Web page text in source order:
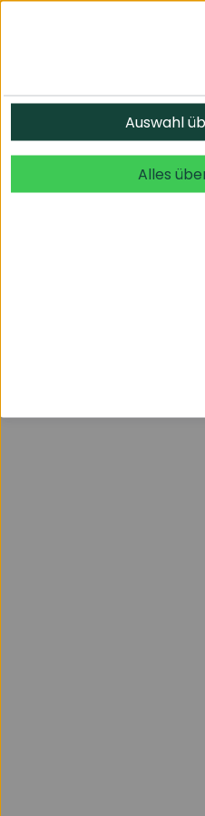
© 2026 undefined.
Auswahl
Alles